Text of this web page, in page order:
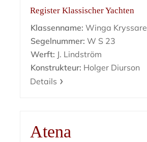
Register Klassischer Yachten
Klassenname: Winga Kryssare
Segelnummer: W S 23
Werft: J. Lindström
Konstrukteur: Holger Diurson
Details
Atena